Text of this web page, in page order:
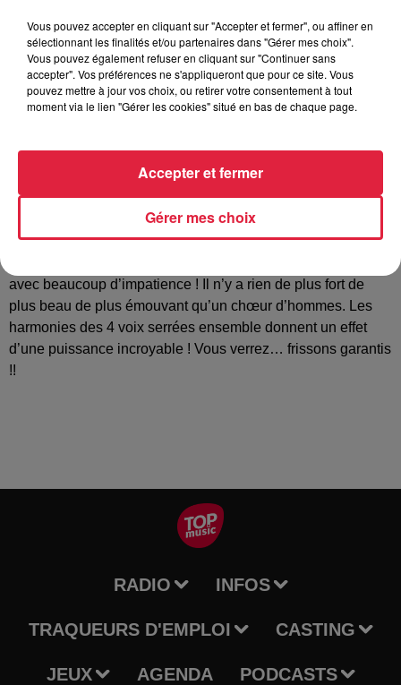
40 chanteurs et musiciens sous la direction de Don GRIGG
chef de chœur et musicien professionnel originaire du
Canada et installé en France depuis de nombreuses
années. Répartis en 2 à 3 groupes de répétition du Nord au
Sud de l’Alsace les choristes préparent sous la direction de
alliant chants de Noël traditionnels et modernes ainsi que du
gospel. Ce projet musical se renouvelle d’année en année
avec des nouveautés et réunit à chaque fois de nombreux
spectateurs enthousiastes dans de beaux édifices religieux.
Ces concerts vous permettront de rentrer de plain pied dans
avec beaucoup d’impatience ! Il n’y a rien de plus fort de
plus beau de plus émouvant qu’un chœur d’hommes. Les
harmonies des 4 voix serrées ensemble donnent un effet
d’une puissance incroyable ! Vous verrez… frissons garantis
!!
RADIO INFOS
TRAQUEURS D'EMPLOI CASTING
JEUX AGENDA PODCASTS
Vous pouvez accepter en cliquant sur "Accepter et fermer", ou affiner en
sélectionnant les finalités et/ou partenaires dans "Gérer mes choix".
Vous pouvez également refuser en cliquant sur "Continuer sans
accepter". Vos préférences ne s'appliqueront que pour ce site. Vous
pouvez mettre à jour vos choix, ou retirer votre consentement à tout
moment via le lien "Gérer les cookies" situé en bas de chaque page.
Gérer mes choix
Accepter et fermer